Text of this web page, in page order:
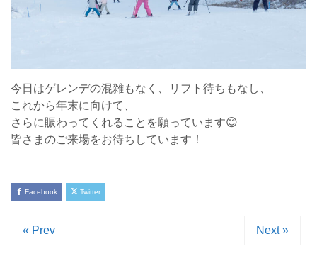
今日はゲレンデの混雑もなく、リフト待ちもなし、
これから年末に向けて、
さらに賑わってくれることを願っています😊
皆さまのご来場をお待ちしています！
Facebook Twitter
« Prev Next »